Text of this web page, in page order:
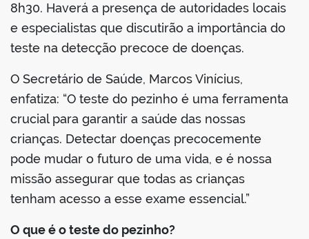
8h30. Haverá a presença de autoridades locais
e especialistas que discutirão a importância do
teste na detecção precoce de doenças.
O Secretário de Saúde, Marcos Vinícius,
enfatiza: “O teste do pezinho é uma ferramenta
crucial para garantir a saúde das nossas
crianças. Detectar doenças precocemente
pode mudar o futuro de uma vida, e é nossa
missão assegurar que todas as crianças
tenham acesso a esse exame essencial.”
O que é o teste do pezinho?